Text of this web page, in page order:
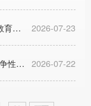
2026-07-23
5号教学楼智慧思政教学中心暨红色文化教育实践基地建设项目竞争性磋商公告
2026-07-22
2026年“挑战杯”揭榜挂帅专项服务项目竞争性磋商公告